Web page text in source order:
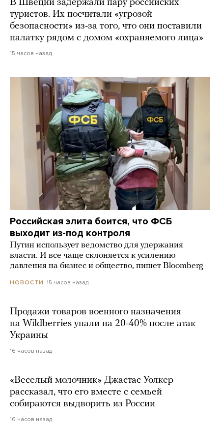
В Швеции задержали пару российских
туристов. Их посчитали «угрозой
безопасности» из-за того, что они поставили
палатку рядом с домом «охраняемого лица»
15 часов назад
Российская элита боится, что ФСБ
выходит из-под контроля
Путин использует ведомство для удержания
власти. И все чаще склоняется к усилению
давления на бизнес и общество, пишет Bloomberg
НОВОСТИ 15 часов назад
Продажи товаров военного назначения
на Wildberries упали на 20-40% после атак
Украины
16 часов назад
«Веселый молочник» Джастас Уолкер
рассказал, что его вместе с семьей
собираются выдворить из России
16 часов назад